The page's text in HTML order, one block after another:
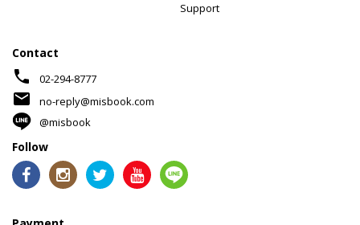
Support
Contact
phone 02-294-8777
mail
no-reply@misbook.com
@misbook
Follow